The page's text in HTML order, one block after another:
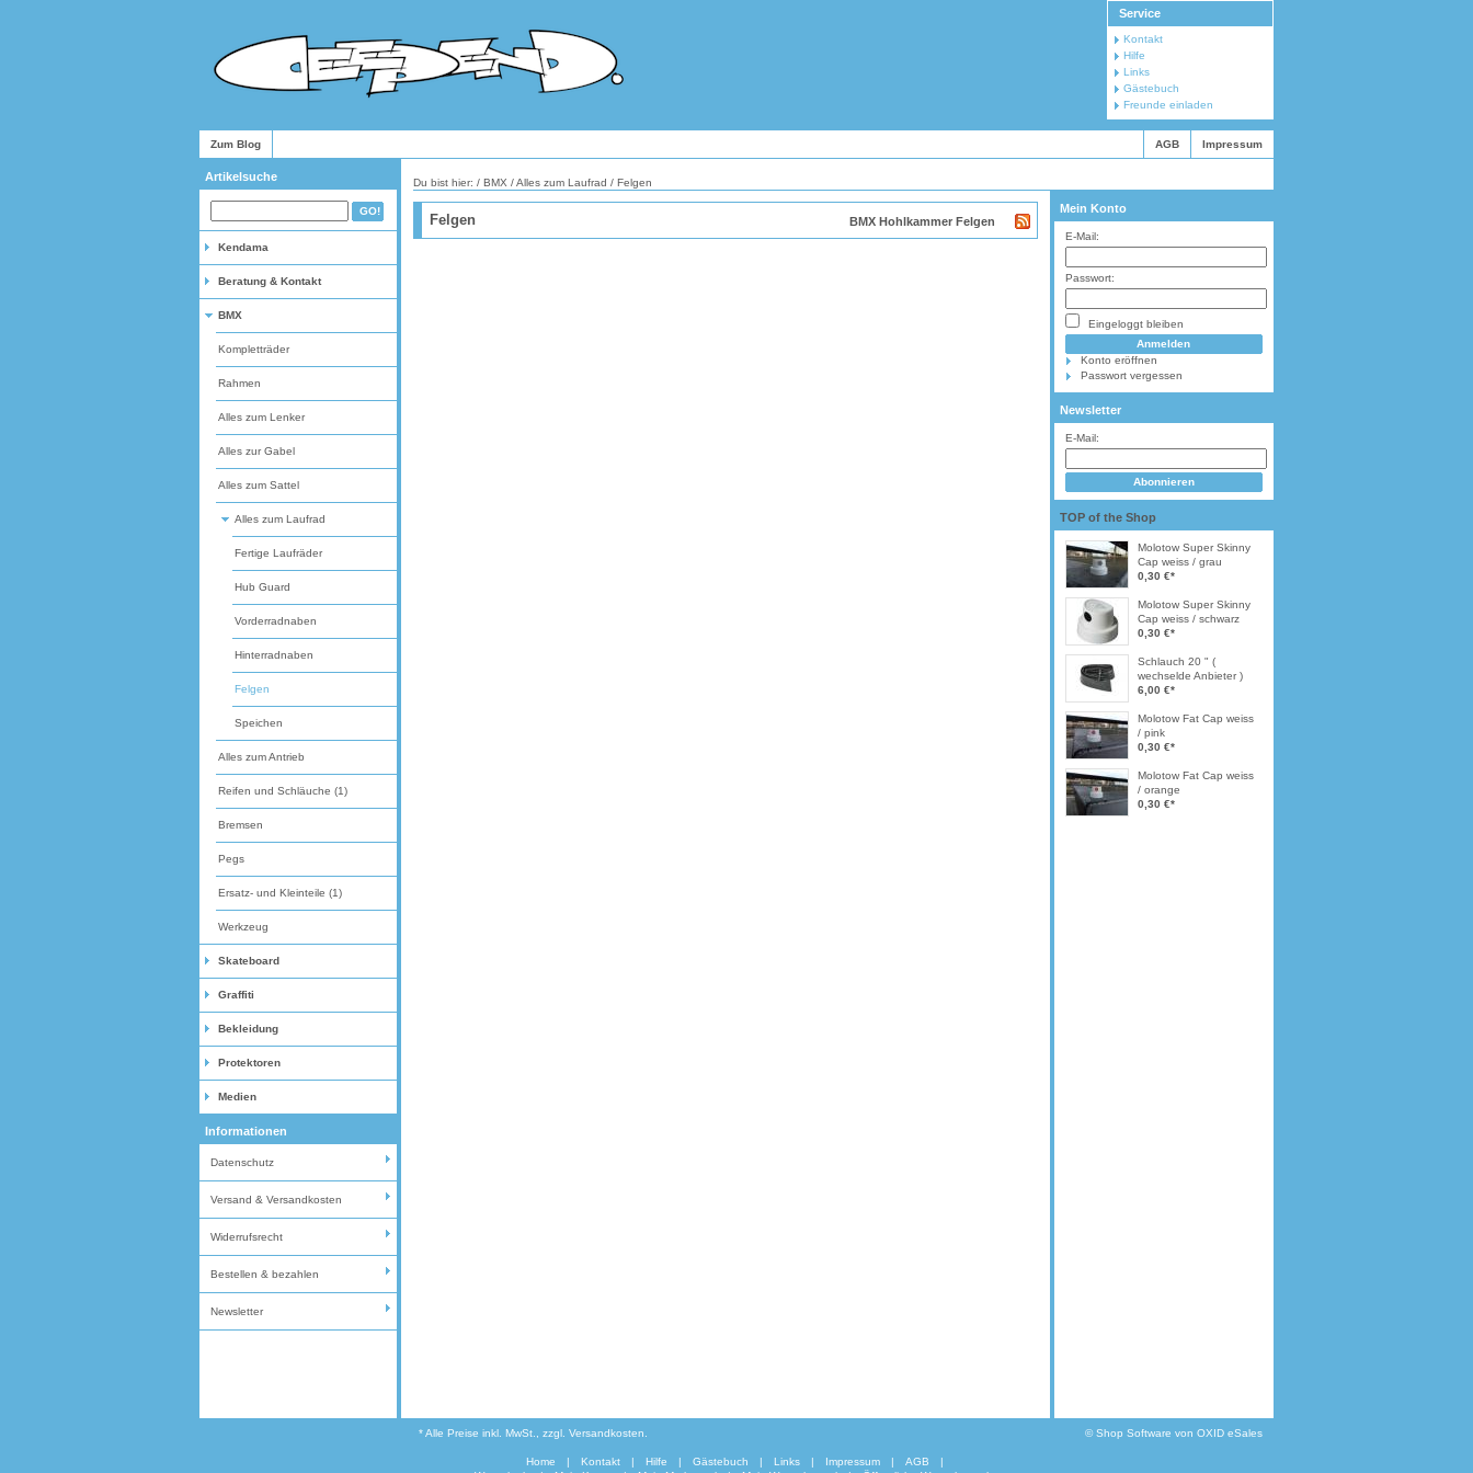
Service
Kontakt
Hilfe
Links
Gästebuch
Freunde einladen
Zum Blog AGB Impressum
Artikelsuche
Kendama
Beratung & Kontakt
BMX
Kompletträder
Rahmen
Alles zum Lenker
Alles zur Gabel
Alles zum Sattel
Alles zum Laufrad
Fertige Laufräder
Hub Guard
Vorderradnaben
Hinterradnaben
Felgen
Speichen
Alles zum Antrieb
Reifen und Schläuche (1)
Bremsen
Pegs
Ersatz- und Kleinteile (1)
Werkzeug
Skateboard
Graffiti
Bekleidung
Protektoren
Medien
Informationen
Datenschutz
Versand & Versandkosten
Widerrufsrecht
Bestellen & bezahlen
Newsletter
Du bist hier: / BMX /Alles zum Laufrad / Felgen
Mein Konto
E-Mail:
Passwort:
Eingeloggt bleiben
Konto eröffnen
Passwort vergessen
Newsletter
E-Mail:
TOP of the Shop
Molotow Super Skinny
Cap weiss / grau
0,30 €*
Molotow Super Skinny
Cap weiss / schwarz
0,30 €*
Schlauch 20 " (
wechselde Anbieter )
6,00 €*
Molotow Fat Cap weiss
/ pink
0,30 €*
Molotow Fat Cap weiss
/ orange
0,30 €*
Felgen BMX Hohlkammer Felgen
* Alle Preise inkl. MwSt., zzgl. Versandkosten. ©Shop Software von OXID eSales
Home | Kontakt | Hilfe | Gästebuch | Links | Impressum | AGB
|